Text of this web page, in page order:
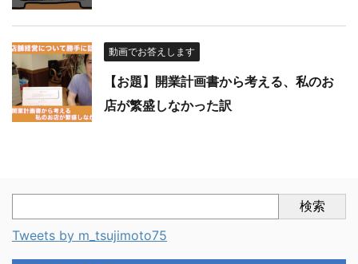
動画でお答えします
【お題】開業計画書から考える、私のお
店が繁盛しなかった訳
検索
Tweets by m_tsujimoto75